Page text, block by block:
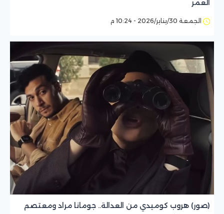
العمر
الجمعة 30/يناير/2026 - 10:24 م
(صور) هروب كوميدي من العدالة.. جومانا مراد ومعتصم